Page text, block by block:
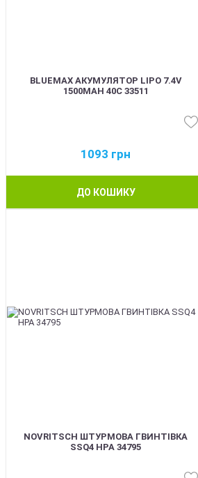
BLUEMAX АКУМУЛЯТОР LIPO 7.4V
1500MAH 40C 33511
1093 грн
ДО КОШИКУ
NOVRITSCH ШТУРМОВА ГВИНТІВКА
SSQ4 HPA 34795